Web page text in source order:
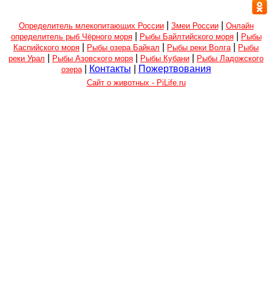
Определитель млекопитающих России| Змеи России| Онлайн
определитель рыб Чёрного моря| Рыбы Байлтийского моря|
Рыбы
Каспийского моря
Рыбы озера Байкал Рыбы реки Волга
Рыбы
реки Урал
Рыбы Азовского моря Рыбы Кубани
Рыбы Ладожского
озера| Контакты Пожертвования
Сайт о животных - PiLife.ru